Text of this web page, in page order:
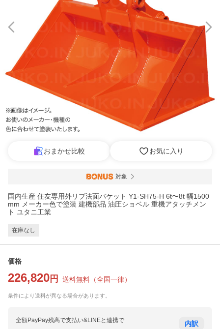
おまかせ比較 お気に入り
対象
国内生産 住友専用外リブ法面バケット Y1-SH75-H 6t〜8t 幅1500
mm メーカー色で塗装 建機部品 油圧ショベル 重機アタッチメン
ト ユタニ工業
在庫なし
価格
226,820 円 送料無料 （全国一律）
条件により送料が異なる場合があります。
全額PayPay残高で支払い&LINEと連携で 内訳